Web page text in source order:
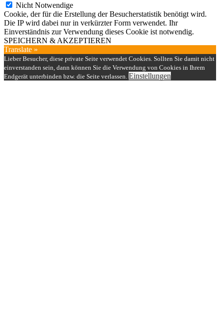
Nicht Notwendige
Cookie, der für die Erstellung der Besucherstatistik benötigt wird.
Die IP wird dabei nur in verkürzter Form verwendet. Ihr
Einverständnis zur Verwendung dieses Cookie ist notwendig.
SPEICHERN & AKZEPTIEREN
Translate »
Lieber Besucher, diese private Seite verwendet Cookies. Sollten Sie damit nicht
einverstanden sein, dann können Sie die Verwendung von Cookies in Ihrem
Endgerät unterbinden bzw. die Seite verlassen. Einstellungen